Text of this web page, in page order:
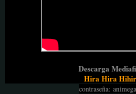
Descarga
Hira Hira
contraseña: